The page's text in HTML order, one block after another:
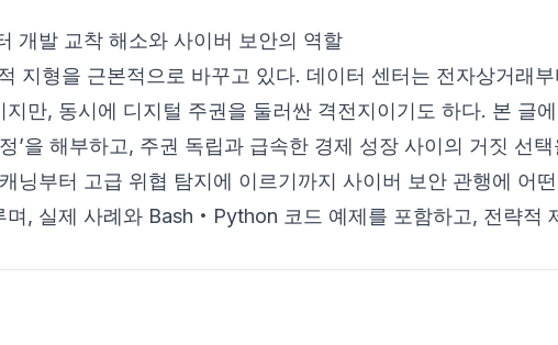
개발 교착 해소와 사이버 보안의 역할
지형을 근본적으로 바꾸고 있다. 데이터 센터는 전자상거래
만, 동시에 디지털 주권을 둘러싼 격전지이기도 하다. 본 글
’을 해부하고, 주권 독립과 급속한 경제 성장 사이의 거짓 선
닝부터 고급 위협 탐지에 이르기까지 사이버 보안 관행에 어
며, 실제 사례와 Bash‧Python 코드 예제를 포함하고, 전략적